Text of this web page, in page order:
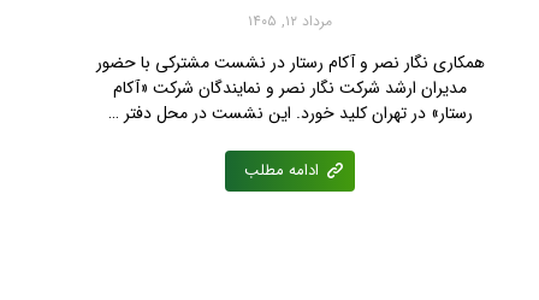
مرداد ۱۲, ۱۴۰۵
همکاری نگار نصر و آکام رستار در نشست مشترکی با حضور
مدیران ارشد شرکت نگار نصر و نمایندگان شرکت «آکام
رستار» در تهران کلید خورد. این نشست در محل دفتر …
ادامه مطلب